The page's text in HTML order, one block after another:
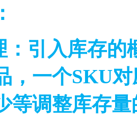
：引入库存
，一个SKU
等调整库存